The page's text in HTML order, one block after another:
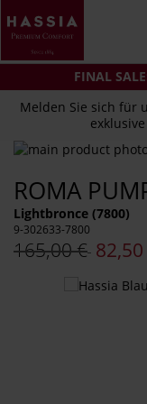
zum
Inhalt
FINAL
Melden Sie sich für
ROMA
Lightbronce (7800)
9-302633-7800
165,00 €
Zum
der
Bildergalerie
springen
Anfang
der
Bildergalerie
springen